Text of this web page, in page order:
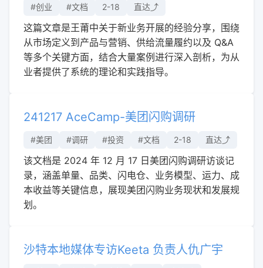
#创业 #文档 2-18 直达⤴︎
这篇文章是王莆中关于新业务开展的经验分享，围绕
从市场定义到产品与营销、供给流量履约以及 Q&A
等多个关键方面，结合大量案例进行深入剖析，为从
业者提供了系统的理论和实践指导。
241217 AceCamp-美团闪购调研​
#美团 #调研 #投资 #文档 2-18 直达⤴︎
该文档是 2024 年 12 月 17 日美团闪购调研访谈记
录，涵盖单量、品类、闪电仓、业务模型、运力、成
本收益等关键信息，展现美团闪购业务现状和发展规
划。
沙特本地媒体专访Keeta 负责人仇广宇